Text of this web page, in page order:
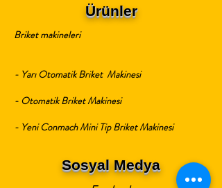
Ürünler
Briket makineleri
- Yarı Otomatik Briket Makinesi
- Otomatik Briket Makinesi
- Yeni Conmach Mini Tip Briket Makinesi
Sosyal Medya